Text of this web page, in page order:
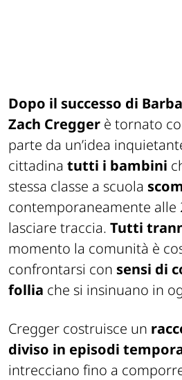
Dopo il successo di
Zach Cregger è tornato
parte da un’idea
cittadina tutti i bambini
stessa classe a scuola
contemporaneamente alle
lasciare traccia. Tutti
momento la comunità è
confrontarsi con sensi di
follia che si insinuano in
Cregger costruisce un
diviso in episodi
intrecciano fino a